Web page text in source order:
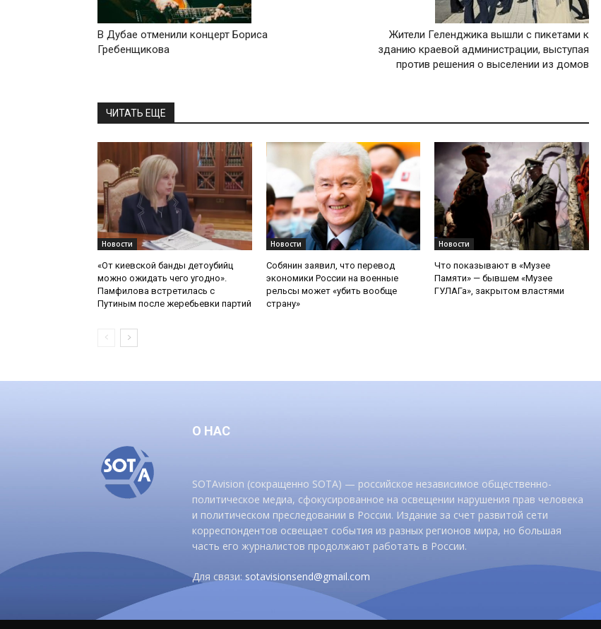
В Дубае отменили концерт Бориса
Гребенщикова
Жители Геленджика вышли с пикетами к
зданию краевой администрации, выступая
против решения о выселении из домов
ЧИТАТЬ ЕЩЕ
Новости
«От киевской банды детоубийц
можно ожидать чего угодно».
Памфилова встретилась с
Путиным после жеребьевки партий
Новости
Собянин заявил, что перевод
экономики России на военные
рельсы может «убить вообще
страну»
Новости
Что показывают в «Музее
Памяти» — бывшем «Музее
ГУЛАГа», закрытом властями
О НАС
SOTAvision (сокращенно SOTA) — российское независимое общественно-
политическое медиа, сфокусированное на освещении нарушения прав человека
и политическом преследовании в России. Издание за счет развитой сети
корреспондентов освещает события из разных регионов мира, но большая
часть его журналистов продолжают работать в России.
Для связи:sotavisionsend@gmail.com